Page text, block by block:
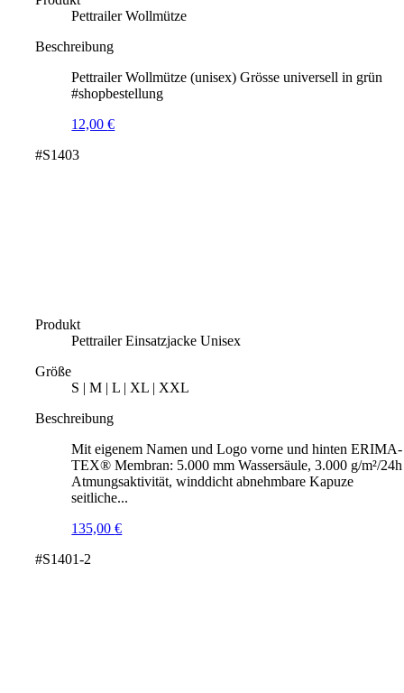
Pettrailer Wollmütze
Beschreibung
Pettrailer Wollmütze (unisex) Grösse universell in grün
#shopbestellung
12,00€
#S1403
Produkt
Pettrailer Einsatzjacke Unisex
Größe
S | M | L | XL | XXL
Beschreibung
Mit eigenem Namen und Logo vorne und hinten ERIMA-
TEX® Membran: 5.000 mm Wassersäule, 3.000 g/m²/24h
Atmungsaktivität, winddicht abnehmbare Kapuze
seitliche...
135,00€
#S1401-2